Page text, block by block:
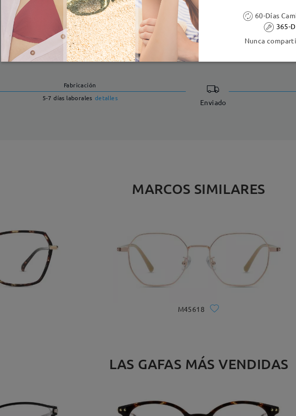
DELIVERY
Fabricación
5-7 días laborales detalles Enviado
MARCOS SIMILARES
M45618
LAS GAFAS MÁS VENDIDAS
60-Días
365-
Nunca